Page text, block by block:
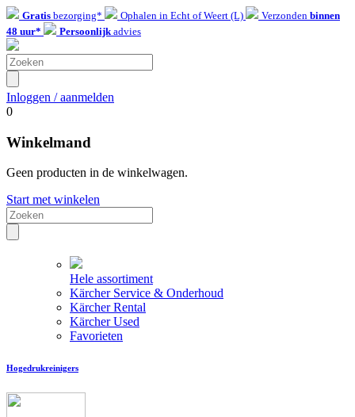
Gratis bezorging* Ophalen in Echt of Weert (L) Verzonden binnen
48 uur*
Persoonlijkadvies
Inloggen / aanmelden
0
Winkelmand
Geen producten in de winkelwagen.
Start met winkelen
Hele assortiment
Kärcher Service & Onderhoud
Kärcher Rental
Kärcher Used
Favorieten
Hogedrukreinigers